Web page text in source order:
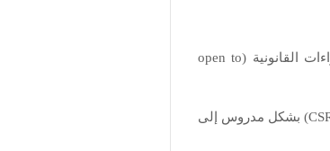
قد تكون الشركة عرضة للإجراءات القانونية (open to
قد يؤدي الفشل في تنفيذ تدابير المسؤولية الاجتماعية للشركات (CSR) بشكل مدروس إلى